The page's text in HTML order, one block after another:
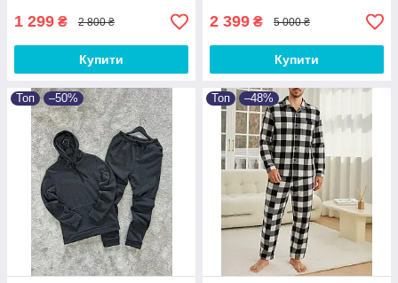
1 299 ₴ 2 800 ₴
Купити
2 399 ₴ 5 000 ₴
Купити
Топ –50% Топ –48%